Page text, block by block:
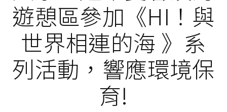
遊憩區參加《HI！與
世界相連的海 》系
列活動，響應環境保
育!